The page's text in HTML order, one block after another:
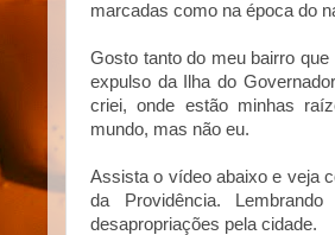
marcadas como na época do
Gosto tanto do meu bairro
expulso da Ilha do
criei, onde estão minhas
mundo, mas não eu.
Assista o vídeo abaixo e veja
da Providência.
desapropriações pela cidade.